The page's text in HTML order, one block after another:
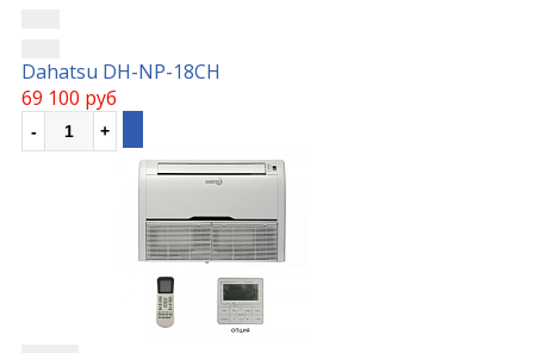
Dahatsu DH-NP-18CH
69 100 руб